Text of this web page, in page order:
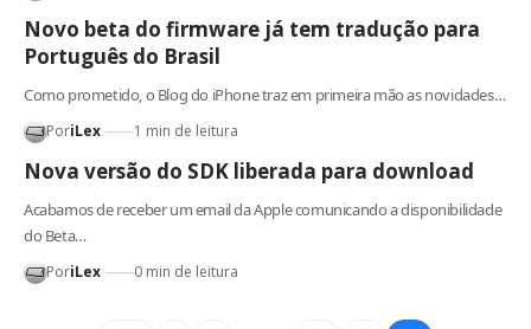
Novo beta do firmware já tem tradução para
Português do Brasil
Como prometido, o Blog do iPhone traz em primeira mão as novidades…
PoriLex 1 min de leitura
Nova versão do SDK liberada para download
Acabamos de receber um email da Apple comunicando a disponibilidade
do Beta…
PoriLex 0 min de leitura